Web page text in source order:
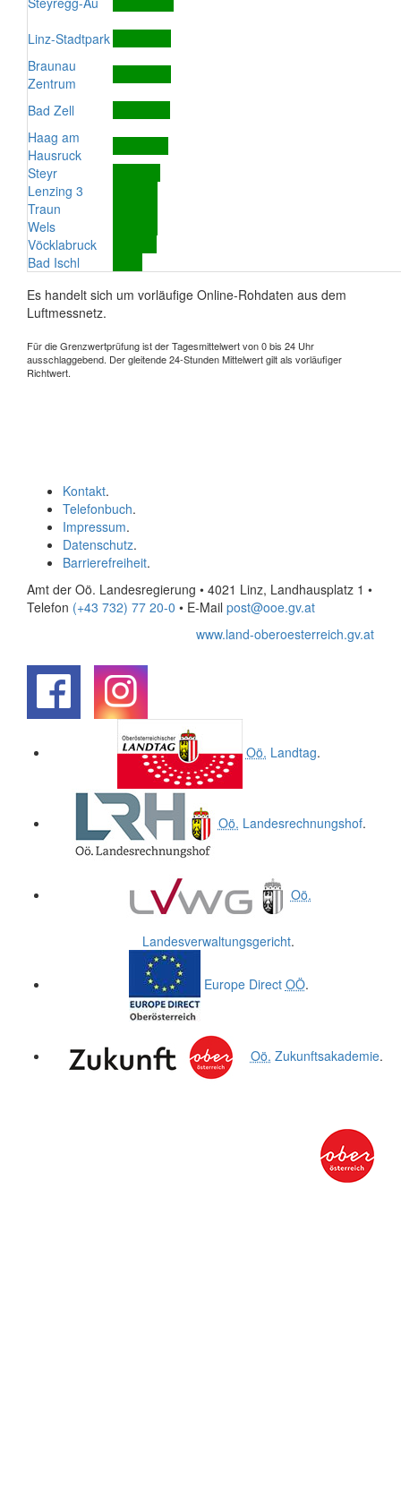
Linz-Stadtpark
Braunau
Zentrum
Bad Zell
Haag am
Hausruck
Steyr
Lenzing 3
Traun
Wels
Vöcklabruck
Bad Ischl
Es handelt sich um vorläufige Online-Rohdaten aus dem
Luftmessnetz.
Für die Grenzwertprüfung ist der Tagesmittelwert von 0 bis 24 Uhr
ausschlaggebend. Der gleitende 24-Stunden Mittelwert gilt als vorläufiger
Richtwert.
Kontakt.
Telefonbuch.
Impressum.
Datenschutz.
Barrierefreiheit.
Amt der Oö. Landesregierung • 4021 Linz, Landhausplatz 1 •
Telefon (+43 732) 77 20-0 • E-Mail post@ooe.gv.at
www.land-oberoesterreich.gv.at
Oö. Landtag.
Oö. Landesrechnungshof.
Oö.
Landesverwaltungsgericht.
Europe Direct OÖ.
Oö. Zukunftsakademie.